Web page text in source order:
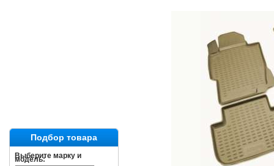
Подбор товара
Выберите марку и
модель: